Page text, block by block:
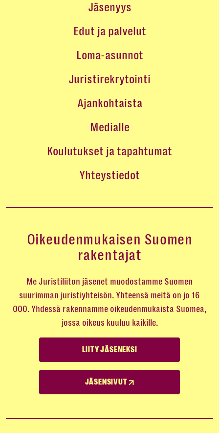
Jäsenyys
Edut ja palvelut
Loma-asunnot
Juristirekrytointi
Ajankohtaista
Medialle
Koulutukset ja tapahtumat
Yhteystiedot
Oikeudenmukaisen Suomen
rakentajat
Me Juristiliiton jäsenet muodostamme Suomen
suurimman juristiyhteisön. Yhteensä meitä on jo 16
000. Yhdessä rakennamme oikeudenmukaista Suomea,
jossa oikeus kuuluu kaikille.
LIITY JÄSENEKSI
JÄSENSIVUT